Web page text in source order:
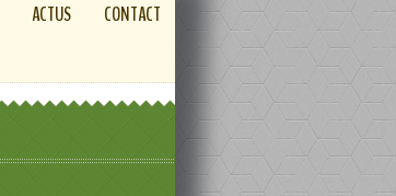
ACTUS CONTACT